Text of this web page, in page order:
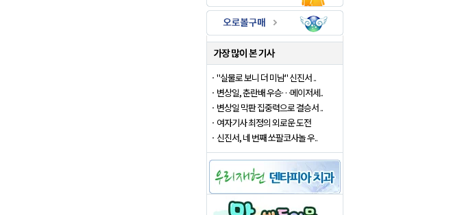
"실물로 보니 더 미남" 신진서 ..
변상일, 춘란배 우승…메이저세..
변상일 막판 집중력으로 결승서 ..
여자기사 최정의 외로운 도전
신진서, 네 번째 쏘팔코사놀 우..